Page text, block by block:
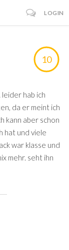
LOGIN
10
hab ich
da er meint ich
kann aber schon
hat und viele
war klasse und
mehr. seht ihn